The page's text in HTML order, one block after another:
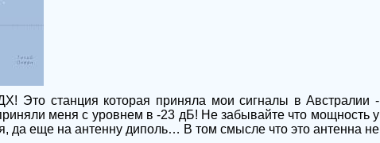
Это станция которая приняла мои сигналы в Австралии -
меня с уровнем в -23 дБ! Не забывайте что мощность у
да еще на антенну диполь… В том смысле что это антенна не